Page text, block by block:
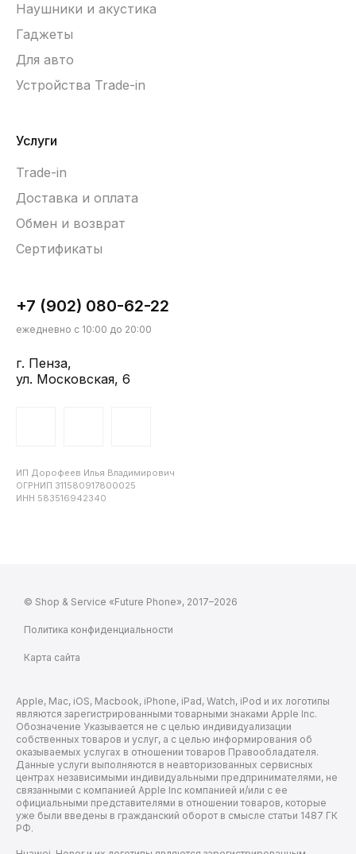
Наушники и акустика
Гаджеты
Для авто
Устройства Trade-in
Услуги
Trade-in
Доставка и оплата
Обмен и возврат
Сертификаты
+7 (902) 080-62-22
ежедневно с 10:00 до 20:00
г. Пенза,
ул. Московская, 6
ИП Дорофеев Илья Владимирович
ОГРНИП 311580917800025
ИНН 583516942340
© Shop & Service «Future Phone», 2017–2026
Политика конфиденциальности
Карта сайта
Apple, Mac, iOS, Macbook, iPhone, iPad, Watch, iPod и их логотипы
являются зарегистрированными товарными знаками Apple Inc.
Обозначение Указывается не с целью индивидуализации
собственных товаров и услуг, а с целью информирования об
оказываемых услугах в отношении товаров Правообладателя.
Данные услуги выполняются в неавторизованных сервисных
центрах независимыми индивидуальными предпринимателями, не
связанными с компанией Apple Inc компанией и/или с ее
официальными представителями в отношении товаров, которые
уже были введены в гражданский оборот в смысле статьи 1487 ГК
РФ.